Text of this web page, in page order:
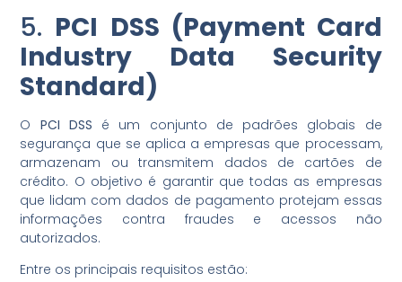
5. PCI DSS (Payment Card
Industry Data Security
Standard)
O PCI DSS é um conjunto de padrões globais de
segurança que se aplica a empresas que processam,
armazenam ou transmitem dados de cartões de
crédito. O objetivo é garantir que todas as empresas
que lidam com dados de pagamento protejam essas
informações contra fraudes e acessos não
autorizados.
Entre os principais requisitos estão: